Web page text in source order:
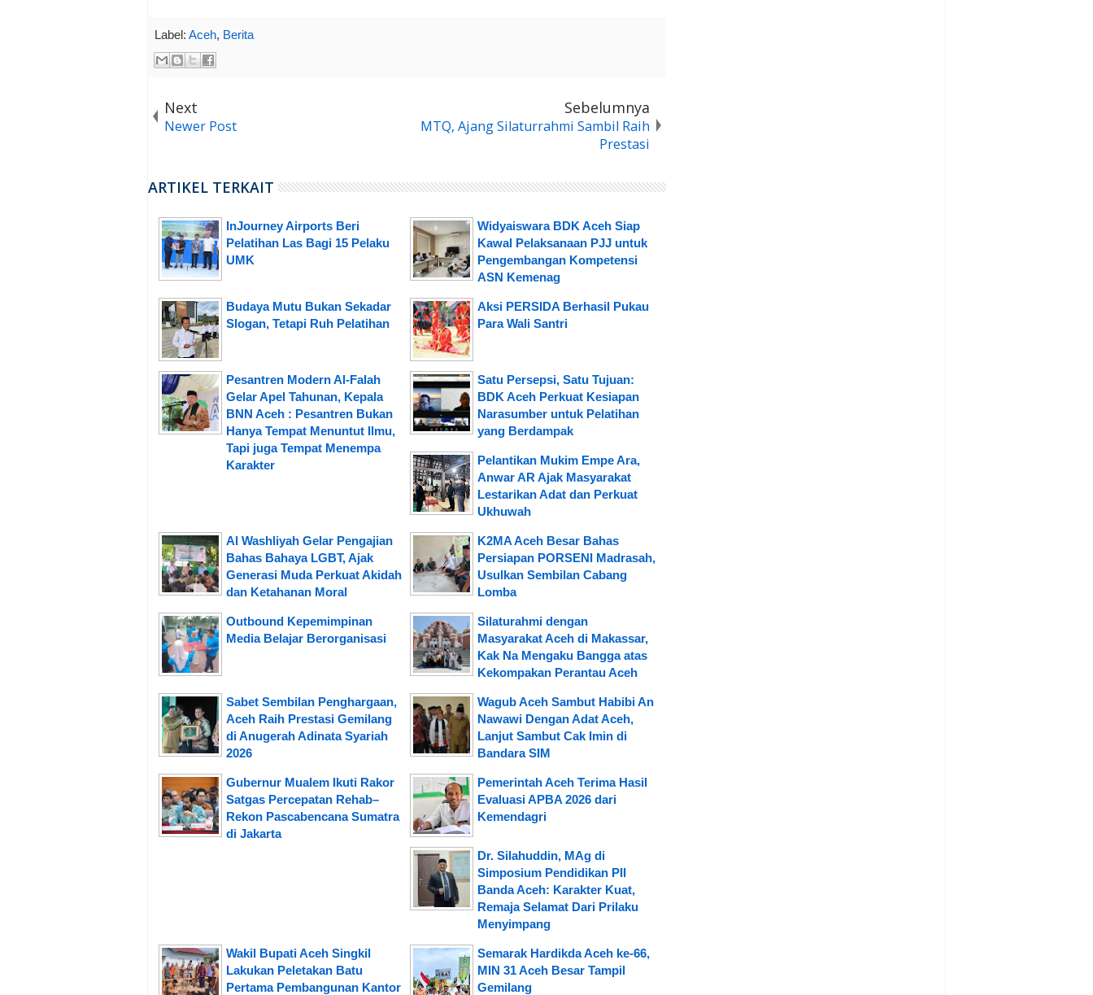
Label: Aceh, Berita
Next
Newer Post
Sebelumnya
MTQ, Ajang Silaturrahmi Sambil Raih
Prestasi
ARTIKEL TERKAIT
InJourney Airports Beri
Pelatihan Las Bagi 15 Pelaku
UMK
Widyaiswara BDK Aceh Siap
Kawal Pelaksanaan PJJ untuk
Pengembangan Kompetensi
ASN Kemenag
Budaya Mutu Bukan Sekadar
Slogan, Tetapi Ruh Pelatihan
Aksi PERSIDA Berhasil Pukau
Para Wali Santri
Pesantren Modern Al-Falah
Gelar Apel Tahunan, Kepala
BNN Aceh : Pesantren Bukan
Hanya Tempat Menuntut Ilmu,
Tapi juga Tempat Menempa
Karakter
Satu Persepsi, Satu Tujuan:
BDK Aceh Perkuat Kesiapan
Narasumber untuk Pelatihan
yang Berdampak
Pelantikan Mukim Empe Ara,
Anwar AR Ajak Masyarakat
Lestarikan Adat dan Perkuat
Ukhuwah
Al Washliyah Gelar Pengajian
Bahas Bahaya LGBT, Ajak
Generasi Muda Perkuat Akidah
dan Ketahanan Moral
K2MA Aceh Besar Bahas
Persiapan PORSENI Madrasah,
Usulkan Sembilan Cabang
Lomba
Outbound Kepemimpinan
Media Belajar Berorganisasi
Silaturahmi dengan
Masyarakat Aceh di Makassar,
Kak Na Mengaku Bangga atas
Kekompakan Perantau Aceh
Sabet Sembilan Penghargaan,
Aceh Raih Prestasi Gemilang
di Anugerah Adinata Syariah
2026
Wagub Aceh Sambut Habibi An
Nawawi Dengan Adat Aceh,
Lanjut Sambut Cak Imin di
Bandara SIM
Gubernur Mualem Ikuti Rakor
Satgas Percepatan Rehab–
Rekon Pascabencana Sumatra
di Jakarta
Pemerintah Aceh Terima Hasil
Evaluasi APBA 2026 dari
Kemendagri
Dr. Silahuddin, MAg di
Simposium Pendidikan PII
Banda Aceh: Karakter Kuat,
Remaja Selamat Dari Prilaku
Menyimpang
Wakil Bupati Aceh Singkil
Lakukan Peletakan Batu
Pertama Pembangunan Kantor
Semarak Hardikda Aceh ke-66,
MIN 31 Aceh Besar Tampil
Gemilang